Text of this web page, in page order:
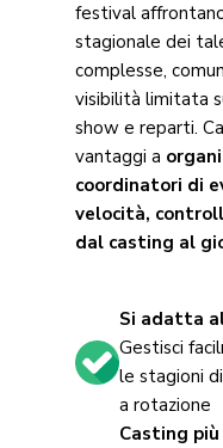
festival
stagionale dei
complesse,
visibilità limitata
show e reparti.
vantaggi a
coordinatori di
velocità,
dal casting al
Si adatta
Gestisci
le stagioni
a rotazione
Casting